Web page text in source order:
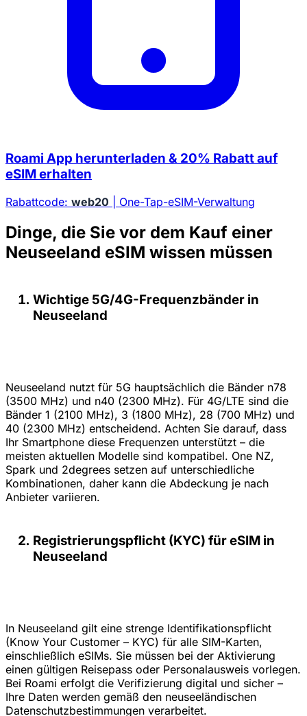
Roami App herunterladen & 20% Rabatt auf
eSIM erhalten
Rabattcode: web20 | One-Tap-eSIM-Verwaltung
Dinge, die Sie vor dem Kauf einer
Neuseeland eSIM wissen müssen
Wichtige 5G/4G-Frequenzbänder in
Neuseeland
Neuseeland nutzt für 5G hauptsächlich die Bänder n78
(3500 MHz) und n40 (2300 MHz). Für 4G/LTE sind die
Bänder 1 (2100 MHz), 3 (1800 MHz), 28 (700 MHz) und
40 (2300 MHz) entscheidend. Achten Sie darauf, dass
Ihr Smartphone diese Frequenzen unterstützt – die
meisten aktuellen Modelle sind kompatibel. One NZ,
Spark und 2degrees setzen auf unterschiedliche
Kombinationen, daher kann die Abdeckung je nach
Anbieter variieren.
Registrierungspflicht (KYC) für eSIM in
Neuseeland
In Neuseeland gilt eine strenge Identifikationspflicht
(Know Your Customer – KYC) für alle SIM-Karten,
einschließlich eSIMs. Sie müssen bei der Aktivierung
einen gültigen Reisepass oder Personalausweis vorlegen.
Bei Roami erfolgt die Verifizierung digital und sicher –
Ihre Daten werden gemäß den neuseeländischen
Datenschutzbestimmungen verarbeitet.